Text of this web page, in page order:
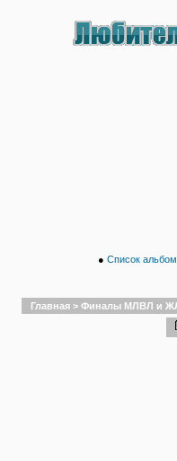
● Список
Главная > Финалы МЛВЛ и